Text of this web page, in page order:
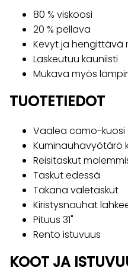
80 % viskoosi
20 % pellava
Kevyt ja hengittävä
Laskeutuu kauniisti
Mukava myös
TUOTETIEDOT
Vaalea camo-kuosi
Kuminauhavyötärö
Reisitaskut
Taskut edessä
Takana valetaskut
Kiristysnauhat
Pituus 31"
Rento istuvuus
KOOT JA